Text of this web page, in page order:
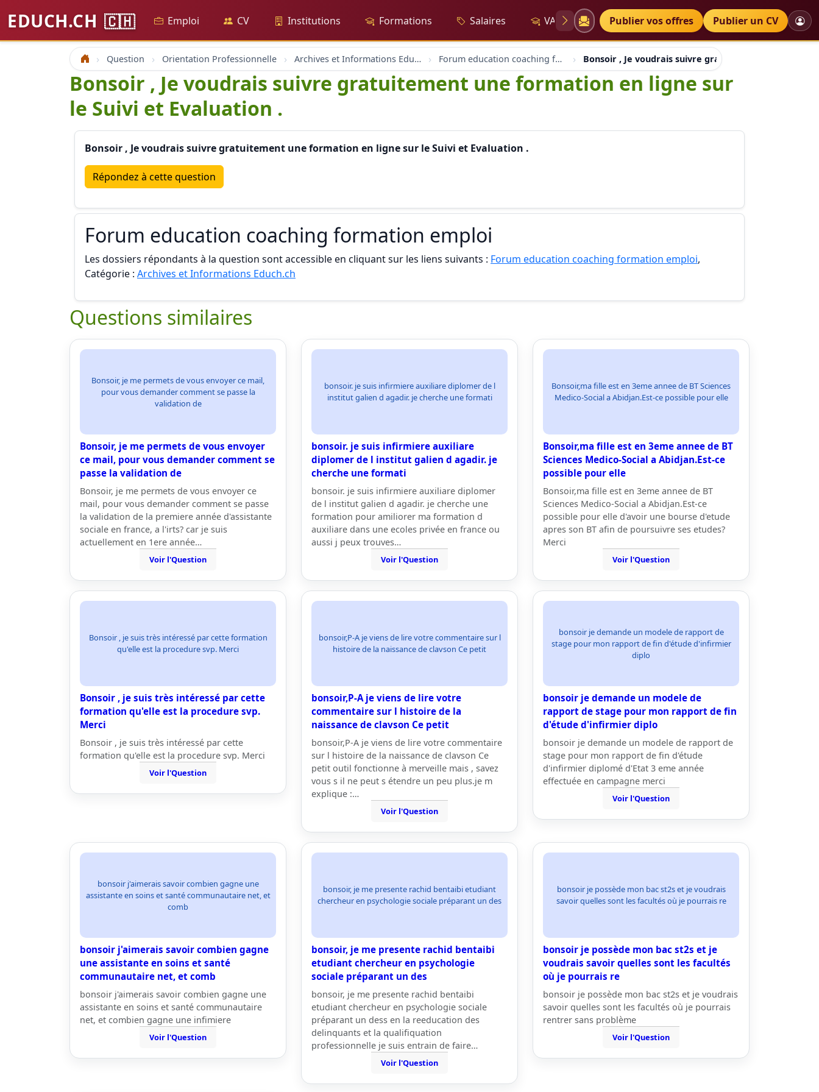
EDUCH.CH 🇨🇭 Emploi CV Institutions Formations Salaires VAE Diplômes Petites annonces
Publier vos offres Publier un CV
Accueil Question Orientation Professionnelle Archives et Informations Educh.ch Forum education coaching formation emploi Bonsoir , Je voudrais suivre gratuitement une
Bonsoir , Je voudrais suivre gratuitement une formation en ligne sur
le Suivi et Evaluation .
Bonsoir , Je voudrais suivre gratuitement une formation en ligne sur le Suivi et Evaluation .
Répondez à cette question
Forum education coaching formation emploi
Les dossiers répondants à la question sont accessible en cliquant sur les liens suivants : Forum education coaching formation emploi,
Catégorie : Archives et Informations Educh.ch
Questions similaires
Bonsoir, je me permets de vous envoyer ce mail,
pour vous demander comment se passe la
validation de
Bonsoir, je me permets de vous envoyer
ce mail, pour vous demander comment se
passe la validation de
Bonsoir, je me permets de vous envoyer ce
mail, pour vous demander comment se passe
la validation de la premiere année d'assistante
sociale en france, a l'irts? car je suis
actuellement en 1ere année…
Voir l'Question
bonsoir. je suis infirmiere auxiliare diplomer de l
institut galien d agadir. je cherche une formati
bonsoir. je suis infirmiere auxiliare
diplomer de l institut galien d agadir. je
cherche une formati
bonsoir. je suis infirmiere auxiliare diplomer
de l institut galien d agadir. je cherche une
formation pour amiliorer ma formation d
auxiliare dans une ecoles privée en france ou
aussi j peux trouves…
Voir l'Question
Bonsoir,ma fille est en 3eme annee de BT Sciences
Medico-Social a Abidjan.Est-ce possible pour elle
Bonsoir,ma fille est en 3eme annee de BT
Sciences Medico-Social a Abidjan.Est-ce
possible pour elle
Bonsoir,ma fille est en 3eme annee de BT
Sciences Medico-Social a Abidjan.Est-ce
possible pour elle d'avoir une bourse d'etude
apres son BT afin de poursuivre ses etudes?
Merci
Voir l'Question
Bonsoir , je suis très intéressé par cette formation
qu'elle est la procedure svp. Merci
Bonsoir , je suis très intéressé par cette
formation qu'elle est la procedure svp.
Merci
Bonsoir , je suis très intéressé par cette
formation qu'elle est la procedure svp. Merci
Voir l'Question
bonsoir,P-A je viens de lire votre commentaire sur l
histoire de la naissance de clavson Ce petit
bonsoir,P-A je viens de lire votre
commentaire sur l histoire de la
naissance de clavson Ce petit
bonsoir,P-A je viens de lire votre commentaire
sur l histoire de la naissance de clavson Ce
petit outil fonctionne à merveille mais , savez
vous s il ne peut s étendre un peu plus.je m
explique :…
Voir l'Question
bonsoir je demande un modele de rapport de
stage pour mon rapport de fin d'étude d'infirmier
diplo
bonsoir je demande un modele de
rapport de stage pour mon rapport de fin
d'étude d'infirmier diplo
bonsoir je demande un modele de rapport de
stage pour mon rapport de fin d'étude
d'infirmier diplomé d'Etat 3 eme année
effectuée en campagne merci
Voir l'Question
bonsoir j'aimerais savoir combien gagne une
assistante en soins et santé communautaire net, et
comb
bonsoir j'aimerais savoir combien gagne
une assistante en soins et santé
communautaire net, et comb
bonsoir j'aimerais savoir combien gagne une
assistante en soins et santé communautaire
net, et combien gagne une infimiere
Voir l'Question
bonsoir, je me presente rachid bentaibi etudiant
chercheur en psychologie sociale préparant un des
bonsoir, je me presente rachid bentaibi
etudiant chercheur en psychologie
sociale préparant un des
bonsoir, je me presente rachid bentaibi
etudiant chercheur en psychologie sociale
préparant un dess en la reeducation des
delinquants et la qualifiquation
professionnelle je suis entrain de faire…
Voir l'Question
bonsoir je possède mon bac st2s et je voudrais
savoir quelles sont les facultés où je pourrais re
bonsoir je possède mon bac st2s et je
voudrais savoir quelles sont les facultés
où je pourrais re
bonsoir je possède mon bac st2s et je voudrais
savoir quelles sont les facultés où je pourrais
rentrer sans problème
Voir l'Question